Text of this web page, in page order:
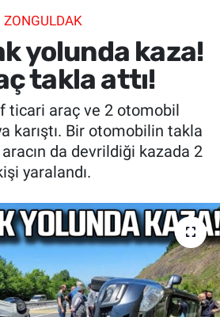
ZONGULDAK
yolunda kaza!
takla attı!
ticari araç ve 2 otomobil
karıştı. Bir otomobilin takla
da devrildiği kazada 2
yaralandı.